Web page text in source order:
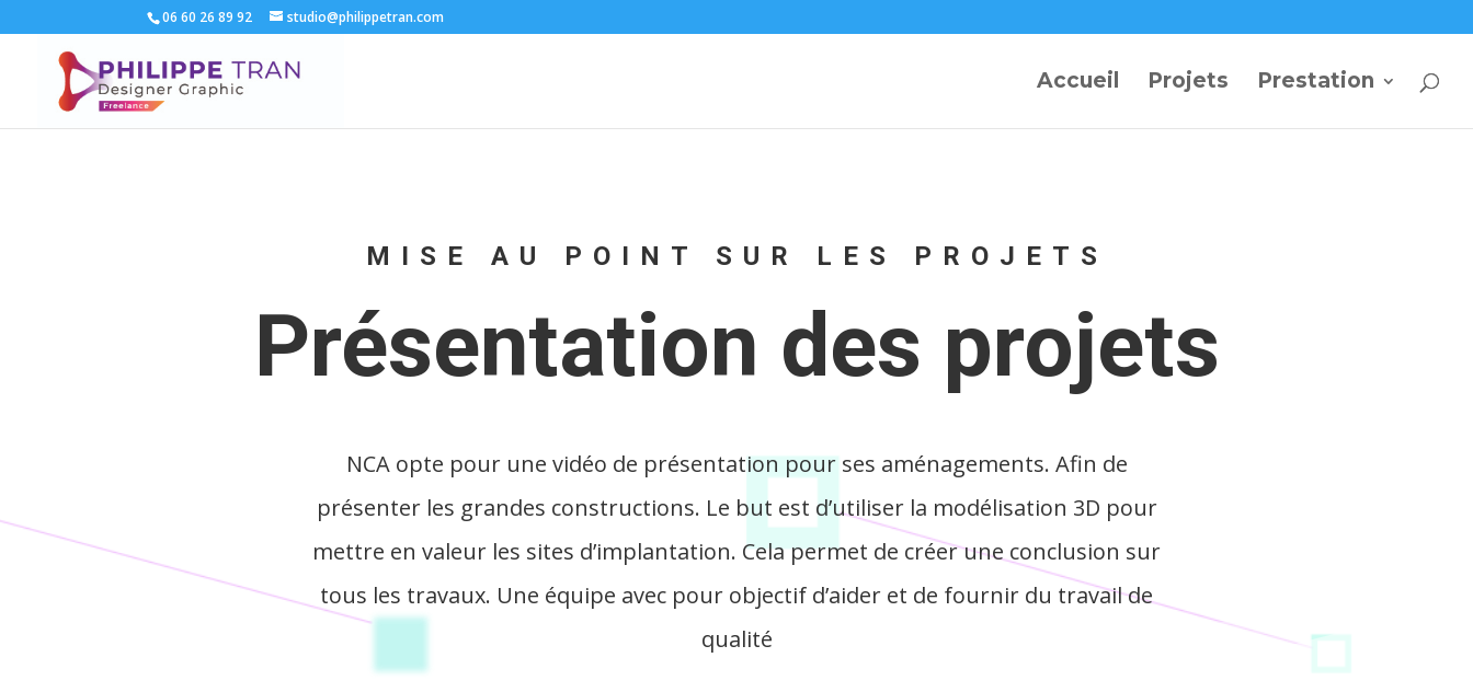
06 60 26 89 92 studio@philippetran.com
Accueil Projets Prestation
MISE AU POINT SUR LES PROJETS
Présentation des projets
NCA opte pour une vidéo de présentation pour ses aménagements. Afin de
présenter les grandes constructions. Le but est d’utiliser la modélisation 3D pour
mettre en valeur les sites d’implantation. Cela permet de créer une conclusion sur
tous les travaux. Une équipe avec pour objectif d’aider et de fournir du travail de
qualité